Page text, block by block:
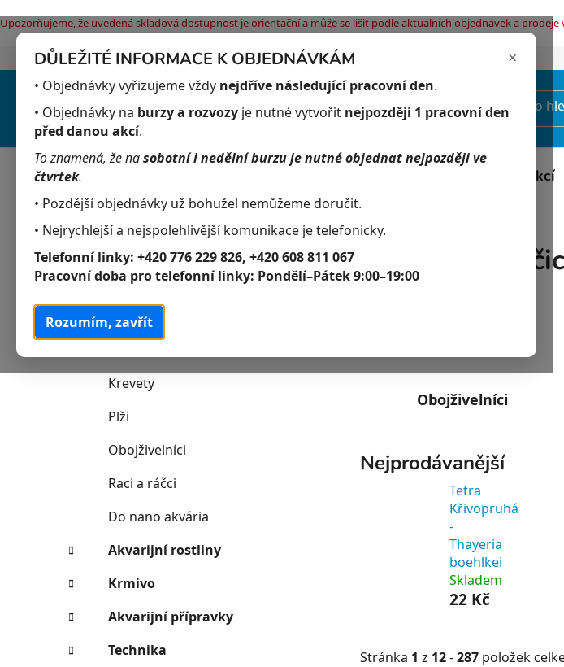
×
DŮLEŽITÉ INFORMACE K OBJEDNÁVKÁM
• Objednávky vyřizujeme vždy nejdříve následující pracovní den.
• Objednávky na burzy a rozvozy je nutné vytvořit nejpozději 1 pracovní den
před danou akcí.
To znamená, že nasobotní i nedělní burzu je nutné objednat nejpozději ve
čtvrtek.
• Pozdější objednávky už bohužel nemůžeme doručit.
• Nejrychlejší a nejspolehlivější komunikace je telefonicky.
Telefonní linky: +420 776 229 826, +420 608 811 067
Pracovní doba pro telefonní linky: Pondělí–Pátek 9:00–19:00
Rozumím, zavřít
Upozorňujeme, že uvedená skladová dostupnost je orientační a může se lišit podle aktuálních objednávek a prodeje
na
obsah
Jak nakupovat Obchodní podmínky Podmínky ochrany osobních údajů
Kalendář akcí
Domů
Akvaristika / Akvarijní živočichové
P
o
s
t
r
a
n
Přeskočit
kategorie
K
a
t
g
o
r
i
e
Akvaristika
Akvarijní živočichové
Akvarijní ryby
Krevety
Plži
Obojživelníci
Raci a ráčci
Do nano akvária
Akvarijní rostliny
Krmivo
Akvarijní přípravky
Technika
Akvarijní
Obojživelníci
Nejprodávanější
Tetra
Křivopruhá
-
Thayeria
boehlkei
Skladem
22 Kč
Stránka 1 z 12-287 položek